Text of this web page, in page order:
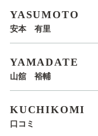
YASUMOTO
安本 有里
YAMADATE
山舘 裕輔
KUCHIKOMI
口コミ